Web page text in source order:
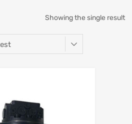
Showing the single result